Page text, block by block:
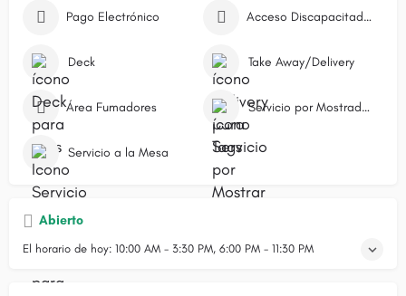
Pago Electrónico Acceso Discapacitados
Deck Take Away/Delivery
Área Fumadores Servicio por Mostrador/Caja
Servicio a la Mesa
Abierto
El horario de hoy: 10:00 AM - 3:30 PM, 6:00 PM - 11:30 PM